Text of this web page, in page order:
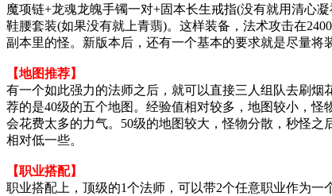
魔项链+龙魂龙魄手镯一对+固本长生戒指(没有就用清心
鞋腰套装(如果没有就上青翡)。这样装备，法术攻击在
副本里的怪。新版本后，还有一个基本的要求就是尽量将
【地图推荐】
有一个如此强力的法师之后，就可以直接三人组队去刷烟
荐的是40级的五个地图。经验值相对较多，地图较小，怪
会花费太多的力气。50级的地图较大，怪物分散，秒怪之
相对低一些。
【职业搭配】
职业搭配上，顶级的1个法师，可以带2个任意职业作为一